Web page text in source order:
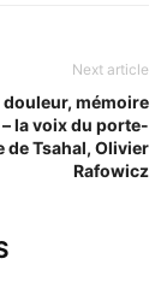
Next article
douleur, mémoire
la voix du porte-
de Tsahal, Olivier
Rafowicz